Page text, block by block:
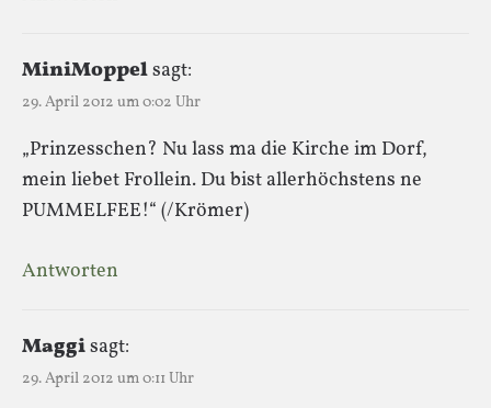
MiniMoppelsagt:
29. April 2012 um 0:02 Uhr
„Prinzesschen? Nu lass ma die Kirche im Dorf,
mein liebet Frollein. Du bist allerhöchstens ne
PUMMELFEE!“ (/Krömer)
Antworten
Maggisagt:
29. April 2012 um 0:11 Uhr